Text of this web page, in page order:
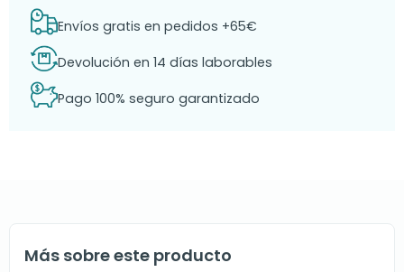
Envíos gratis en pedidos +65€
Devolución en 14 días laborables
Pago 100% seguro garantizado
Más sobre este producto